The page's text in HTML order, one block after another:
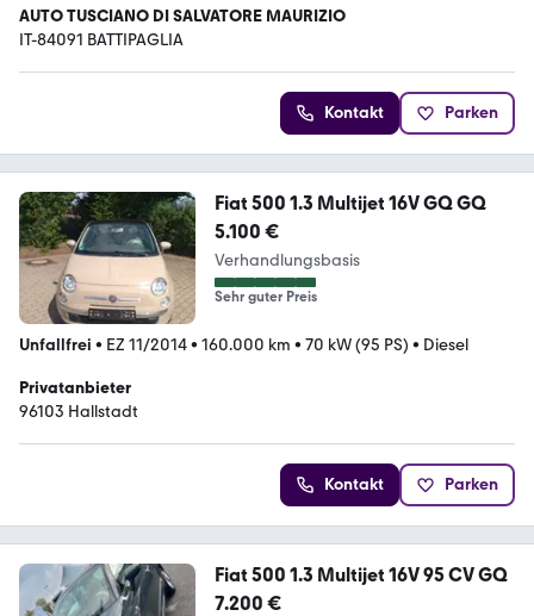
AUTO TUSCIANO DI SALVATORE MAURIZIO
IT-84091 BATTIPAGLIA
Kontakt Parken
Fiat 500 1.3 Multijet 16V GQ GQ
5.100 €
Verhandlungsbasis
Sehr guter Preis
Unfallfrei • EZ 11/2014• 160.000 km • 70 kW (95 PS) • Diesel
Privatanbieter
96103 Hallstadt
Kontakt Parken
Fiat 500 1.3 Multijet 16V 95 CV GQ
7.200 €